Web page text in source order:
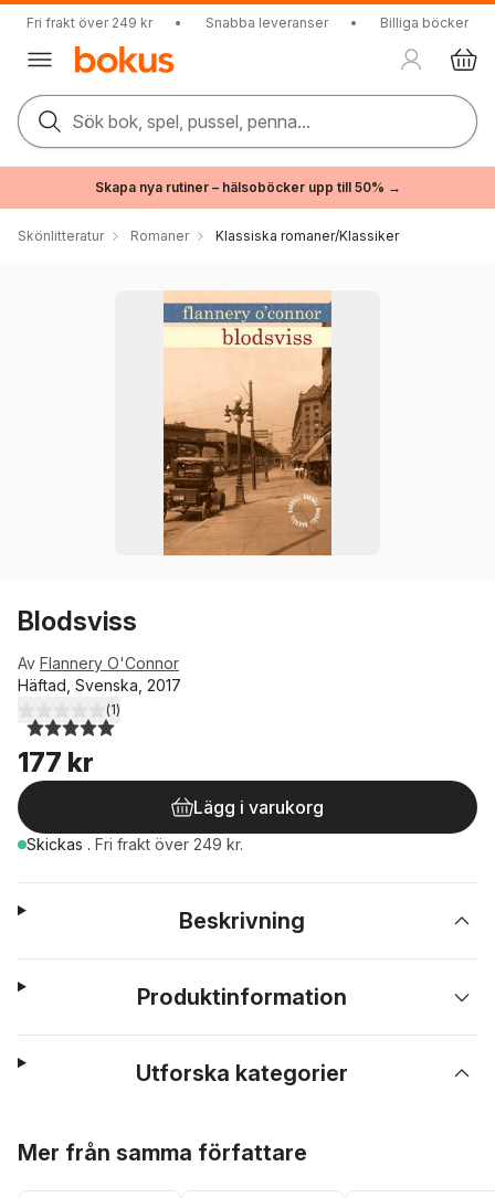
Fri frakt över 249 kr • Snabba leveranser • Billiga böcker
Sök bok, spel, pussel, penna...
Skapa nya rutiner – hälsoböcker upp till 50% →
Skönlitteratur Romaner Klassiska romaner/Klassiker
Blodsviss
Av Flannery O'Connor
Häftad, Svenska, 2017
5,0utav 5 stjärnor. Totalt antal röster:
(1)
177 kr
Lägg i varukorg
Skickas . Fri frakt över 249 kr.
Beskrivning
Produktinformation
Utforska kategorier
Mer från samma författare